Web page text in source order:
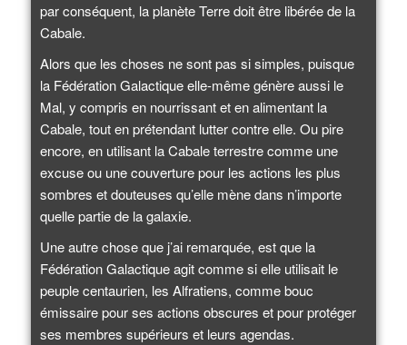
par conséquent, la planète Terre doit être libérée de la
Cabale.
Alors que les choses ne sont pas si simples, puisque
la Fédération Galactique elle-même génère aussi le
Mal, y compris en nourrissant et en alimentant la
Cabale, tout en prétendant lutter contre elle. Ou pire
encore, en utilisant la Cabale terrestre comme une
excuse ou une couverture pour les actions les plus
sombres et douteuses qu’elle mène dans n’importe
quelle partie de la galaxie.
Une autre chose que j’ai remarquée, est que la
Fédération Galactique agit comme si elle utilisait le
peuple centaurien, les Alfratiens, comme bouc
émissaire pour ses actions obscures et pour protéger
ses membres supérieurs et leurs agendas.